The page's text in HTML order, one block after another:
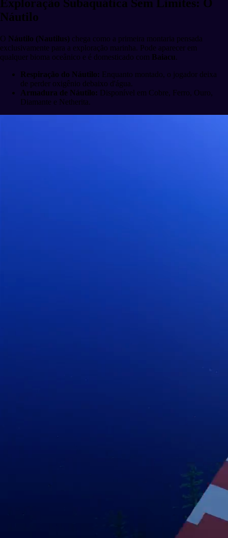
Exploração Subaquática Sem Limites: O
Náutilo
O Náutilo (Nautilus) chega como a primeira montaria pensada
exclusivamente para a exploração marinha. Pode aparecer em
qualquer bioma oceânico e é domesticado com Baiacu.
Respiração do Náutilo: Enquanto montado, o jogador deixa
de perder oxigênio debaixo d'água.
Armadura de Náutilo: Disponível em Cobre, Ferro, Ouro,
Diamante e Netherita.